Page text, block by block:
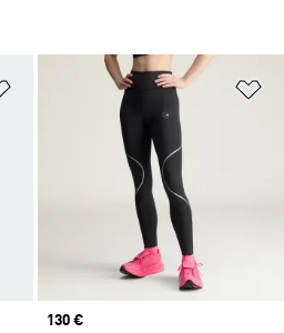
Aggiungi alla lista dei desideri
Price
130 €